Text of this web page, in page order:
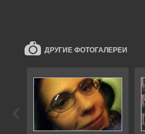
ДРУГИЕ ФОТОГАЛЕРЕИ